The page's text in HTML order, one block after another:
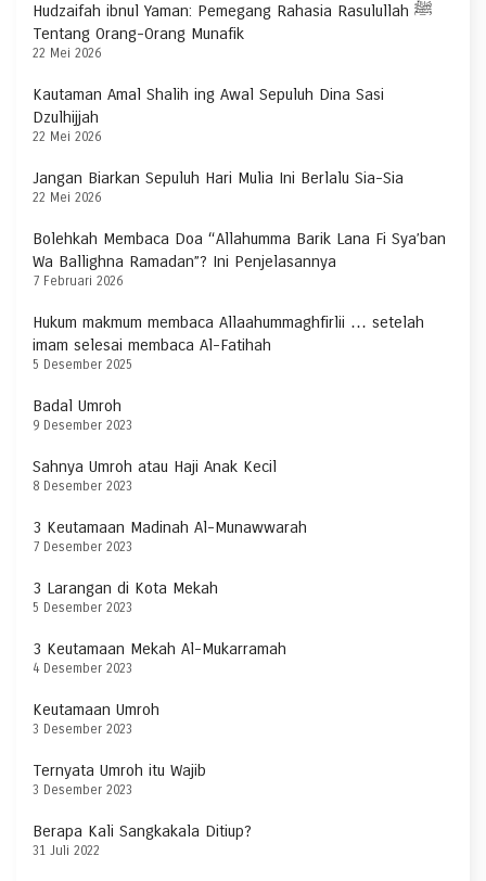
Hudzaifah ibnul Yaman: Pemegang Rahasia Rasulullah ﷺ
Tentang Orang-Orang Munafik
22 Mei 2026
Kautaman Amal Shalih ing Awal Sepuluh Dina Sasi
Dzulhijjah
22 Mei 2026
Jangan Biarkan Sepuluh Hari Mulia Ini Berlalu Sia-Sia
22 Mei 2026
Bolehkah Membaca Doa “Allahumma Barik Lana Fi Sya’ban
Wa Ballighna Ramadan”? Ini Penjelasannya
7 Februari 2026
Hukum makmum membaca Allaahummaghfirlii … setelah
imam selesai membaca Al-Fatihah
5 Desember 2025
Badal Umroh
9 Desember 2023
Sahnya Umroh atau Haji Anak Kecil
8 Desember 2023
3 Keutamaan Madinah Al-Munawwarah
7 Desember 2023
3 Larangan di Kota Mekah
5 Desember 2023
3 Keutamaan Mekah Al-Mukarramah
4 Desember 2023
Keutamaan Umroh
3 Desember 2023
Ternyata Umroh itu Wajib
3 Desember 2023
Berapa Kali Sangkakala Ditiup?
31 Juli 2022